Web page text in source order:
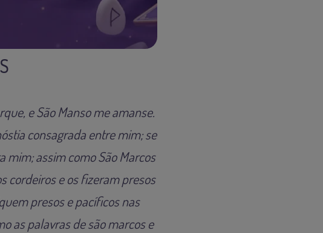
e São Manso me amanse.
consagrada entre mim; se
mim; assim como São Marcos
cordeiros e os fizeram presos
presos e pacíficos nas
as palavras de são marcos e